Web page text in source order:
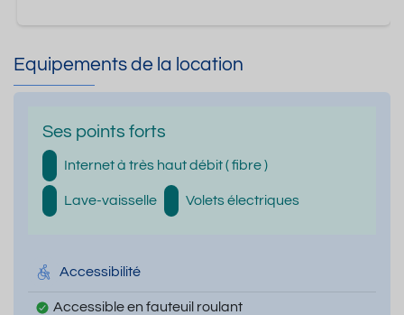
Equipements de la location
Ses points forts
Internet à très haut débit ( fibre )
Lave-vaisselle Volets électriques
Accessibilité
Accessible en fauteuil roulant